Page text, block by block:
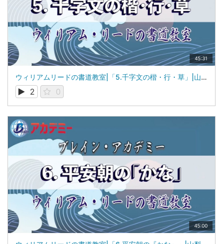
45:31
ウィリアムリードの書道教室|「5.千字文の楷・行・草」|山梨学院大学 国際リベラルアーツ学部（iCLA）教授 ウィリアム・リード
2 0
45:00